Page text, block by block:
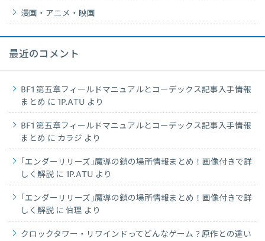
漫画・アニメ・映画
最近のコメント
BF1 第五章フィールドマニュアルとコーデックス記事入手情報
まとめ に 1P.ATU より
BF1 第五章フィールドマニュアルとコーデックス記事入手情報
まとめ に カラジ より
｢エンダーリリーズ｣魔導の鎖の場所情報まとめ！画像付きで詳
しく解説 に 1P.ATU より
｢エンダーリリーズ｣魔導の鎖の場所情報まとめ！画像付きで詳
しく解説 に 伯理 より
クロックタワー・リワインドってどんなゲーム？原作との違い